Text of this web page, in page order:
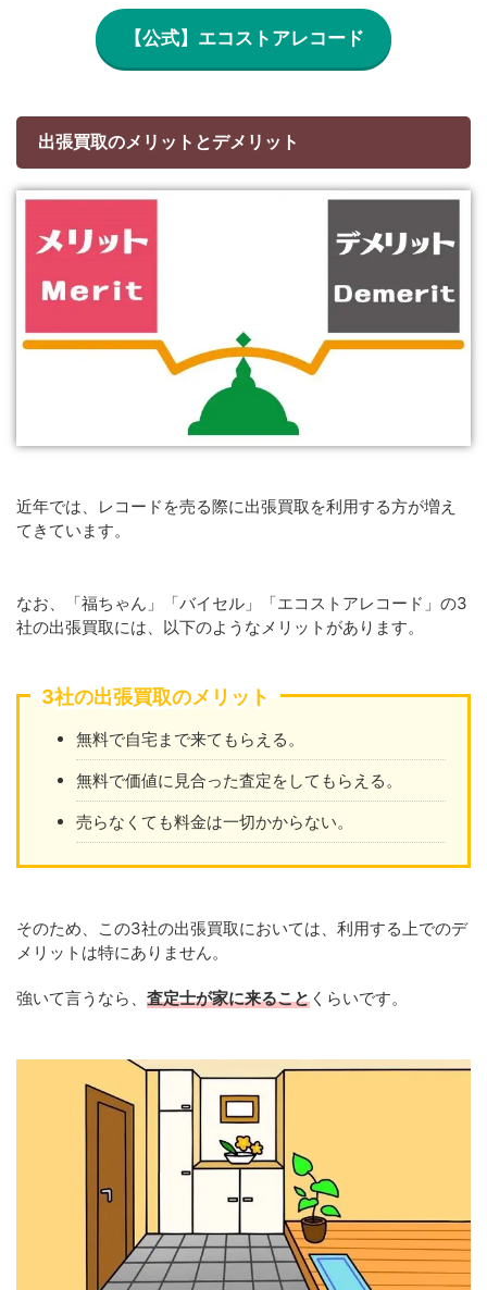
【公式】エコストアレコード
出張買取のメリットとデメリット
近年では、レコードを売る際に出張買取を利用する方が増え
てきています。
なお、「福ちゃん」「バイセル」「エコストアレコード」の3
社の出張買取には、以下のようなメリットがあります。
3社の出張買取のメリット
無料で自宅まで来てもらえる。
無料で価値に見合った査定をしてもらえる。
売らなくても料金は一切かからない。
そのため、この3社の出張買取においては、利用する上でのデ
メリットは特にありません。
強いて言うなら、 査定士が家に来ること くらいです。